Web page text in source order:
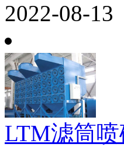
2022-08-13
LTM滤筒